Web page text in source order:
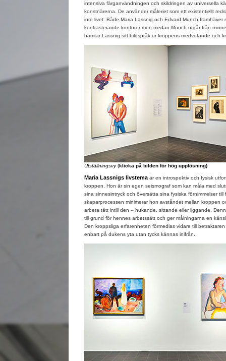
intensiva färganvändningen och skildringen av universella
konstnärerna. De använder måleriet som ett existentiellt
inre livet. Både Maria Lassnig och Edvard Munch framhäver
kontrasterande konturer men medan Munch utgår från
hämtar Lassnig sitt bildspråk ur kroppens medvetande och
Utställningsvy(klicka på bilden för hög upplösning)
Maria Lassnigs livstema är en introspektiv och fysisk
kroppen. Hon är sin egen seismograf som kan måla med
sina sinnesintryck och översätta sina fysiska förnimmelser till
skaparprocessen minimerar hon avståndet mellan kroppen
arbeta tätt intill den – hukande, sittande eller liggande.
till grund för hennes arbetssätt och ger målningarna en
Den kroppsliga erfarenheten förmedlas vidare till
enbart på dukens yta utan tycks kännas inifrån.